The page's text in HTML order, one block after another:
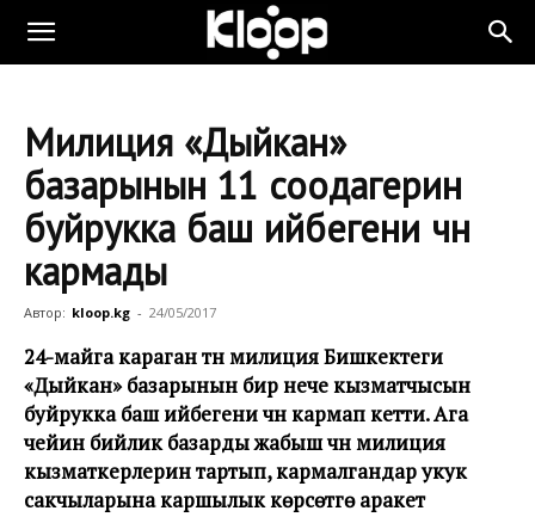
Милиция «Дыйкан»
базарынын 11 соодагерин
буйрукка баш ийбегени үчүн
кармады
Автор: kloop.kg - 24/05/2017
24-майга караган түнү милиция Бишкектеги
«Дыйкан» базарынын бир нече кызматчысын
буйрукка баш ийбегени үчүн кармап кетти. Ага
чейин бийлик базарды жабыш үчүн милиция
кызматкерлерин тартып, кармалгандар укук
сакчыларына каршылык көрсөтүүгө аракет